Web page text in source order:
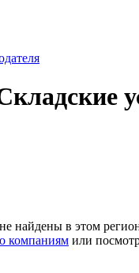
найдены в этом
компаниям или